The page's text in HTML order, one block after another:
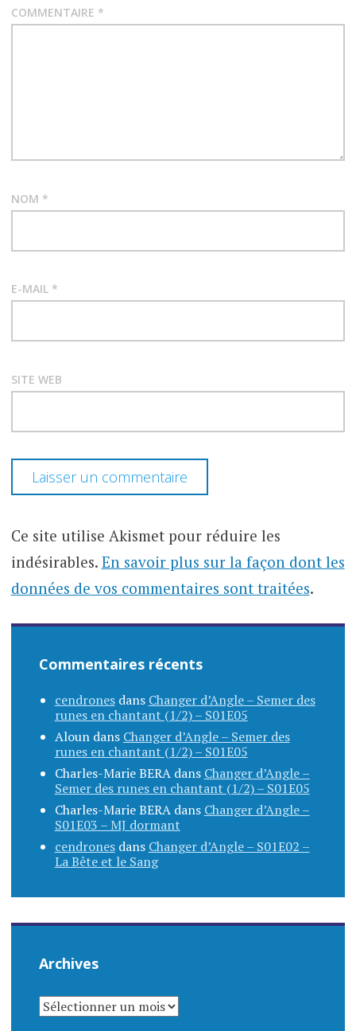
COMMENTAIRE *
NOM *
E-MAIL *
SITE WEB
Ce site utilise Akismet pour réduire les
indésirables. En savoir plus sur la façon dont les
données de vos commentaires sont traitées.
Commentaires récents
cendronesdans Changer d’Angle – Semer des
runes en chantant (1/2) – S01E05
Aloundans Changer d’Angle – Semer des
runes en chantant (1/2) – S01E05
Charles-Marie BERAdans Changer d’Angle –
Semer des runes en chantant (1/2) – S01E05
Charles-Marie BERAdans Changer d’Angle –
S01E03 – MJ dormant
cendronesdans Changer d’Angle – S01E02 –
La Bête et le Sang
Archives
ARCHIVES